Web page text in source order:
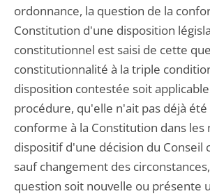
ordonnance, la question de la
Constitution d'une disposition
constitutionnel est saisi de cette
constitutionnalité à la triple
disposition contestée soit
procédure, qu'elle n'ait pas déjà
conforme à la Constitution dans les
dispositif d'une décision du Conseil
sauf changement des
question soit nouvelle ou présente